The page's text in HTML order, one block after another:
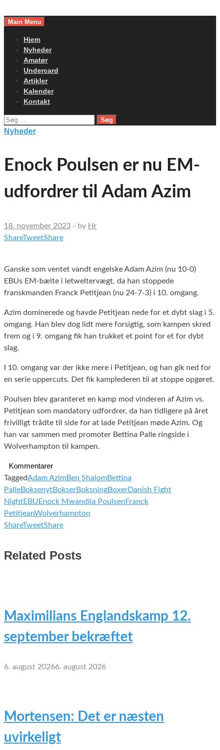
toMain Menu
Hjem
Nyheder
Amatør
Undercard
Artikler
Kalender
Kontakt
Søg
efter:
Nyheder
Enock Poulsen er nu EM-
udfordrer til Adam Azim
18. november 2023 - by Hr
ShareTweetShare
Ganske som ventet vandt engelske Adam Azim (nu 10-0)
EBUs EM-bælte i letweltervægt, da han stoppede
franskmanden Franck Petitjean (nu 24-7-3) i 10. omgang.
Azim dominerede og havde Petitjean nede for et dybt slag i 5.
omgang. Han blev dog lidt mere forsigtig, som kampen skred
frem og i 9. omgang fik han trukket et point for et for dybt
slag.
I 10. omgang var der ikke mere i Petitjean, og han gik ned for
en serie uppercuts. Det fik kamplederen til at stoppe opgøret.
Poulsen blev garanteret en kamp mod vinderen af Azim vs.
Petitjean som mandatory udfordrer, da han tidligere på året
frivilligt trådte til side for at lade Petitjean møde Azim. Og
han var sammen med promoter Bettina Palle ringside i
Wolverhampton til kampen.
Kommentarer
TaggedAdam AzimBen ShalomBettina
PalleBoksenytBokserBoksningBoxerDanish Fight
NightEBU Enock Mwandila Poulsen Franck
PetitjeanWolverhampton
ShareTweetShare
Related Posts
Maximilians Englandskamp 12.
september bekræftet
6. august 20266. august 2026
Mortensen: Det er næsten
uvirkeligt